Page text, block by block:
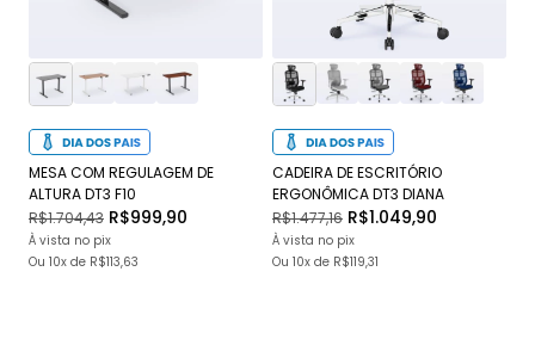
MESA COM REGULAGEM DE
ALTURA DT3 F10
R$1.704,43 R$999,90
À vista no pix
Ou 10x de R$113,63
CADEIRA DE ESCRITÓRIO
ERGONÔMICA DT3 DIANA
R$1.477,16 R$1.049,90
À vista no pix
Ou 10x de R$119,31